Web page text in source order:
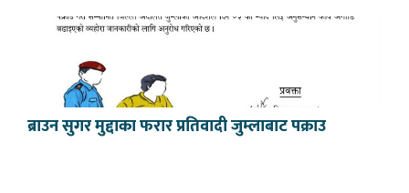
ब्राउन सुगर मुद्दाका फरार प्रतिवादी जुम्लाबाट पक्राउ